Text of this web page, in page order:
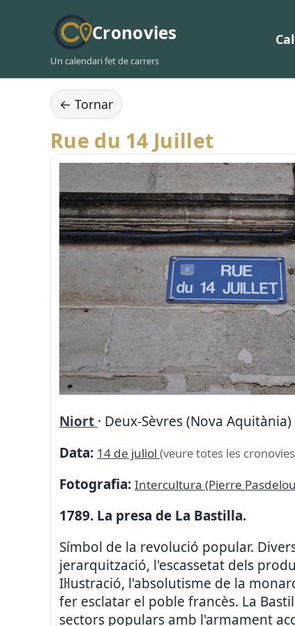
Cronovies
Un calendari fet de carrers
← Tornar
Rue du 14 Juillet
Niort · Deux-Sèvres (Nova Aquitània)
Data: 14 de juliol (veure totes les
Fotografia: Intercultura (Pierre
1789. La presa de La Bastilla.
Símbol de la revolució popular.
jerarquització, l'escassetat dels
Il·lustració, l'absolutisme de la
fer esclatar el poble francès. La
sectors populars amb l'armament